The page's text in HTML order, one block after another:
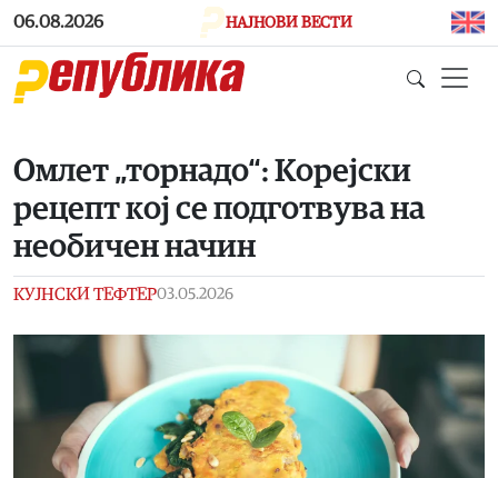
Skip to main content
06.08.2026 НАЈНОВИ ВЕСТИ
Омлет „торнадо“: Корејски
рецепт кој се подготвува на
необичен начин
КУЈНСКИ ТЕФТЕР03.05.2026